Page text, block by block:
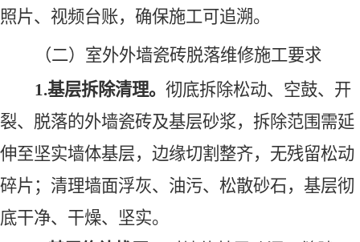
照片、视频台账，确保施工可追溯。
（二）室外外墙瓷砖脱落维修施工要求
1.基层拆除清理。 彻底拆除松动、空鼓、开
裂、脱落的外墙瓷砖及基层砂浆，拆除范围需延
伸至坚实墙体基层，边缘切割整齐，无残留松动
碎片；清理墙面浮灰、油污、松散砂石，基层彻
底干净、干燥、坚实。